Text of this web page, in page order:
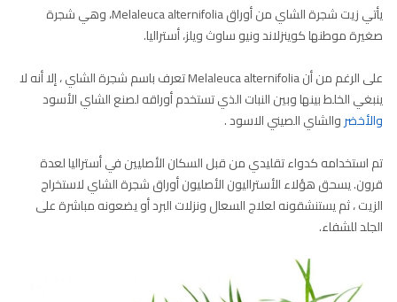
يأتي زيت شجرة الشاي من أوراق Melaleuca alternifolia، وهي شجرة
صغيرة موطنها كوينزلاند ونيو ساوث ويلز، أستراليا.
على الرغم من أن Melaleuca alternifolia تعرف باسم شجرة الشاي ، إلا أنه لا
ينبغي الخلط بينها وبين النبات الذي تستخدم أوراقه لصنع الشاي الأسود
والأخضروالشاي الصيني الاسود .
تم استخدامه كدواء تقليدي من قبل السكان الأصليين في أستراليا لعدة
قرون. يسحق هؤلاء الأستراليون الأصليون أوراق شجرة الشاي لاستخراج
الزيت ، ثم يستنشقونه لعلاج السعال ونزلات البرد أو يضعونه مباشرة على
الجلد للشفاء.